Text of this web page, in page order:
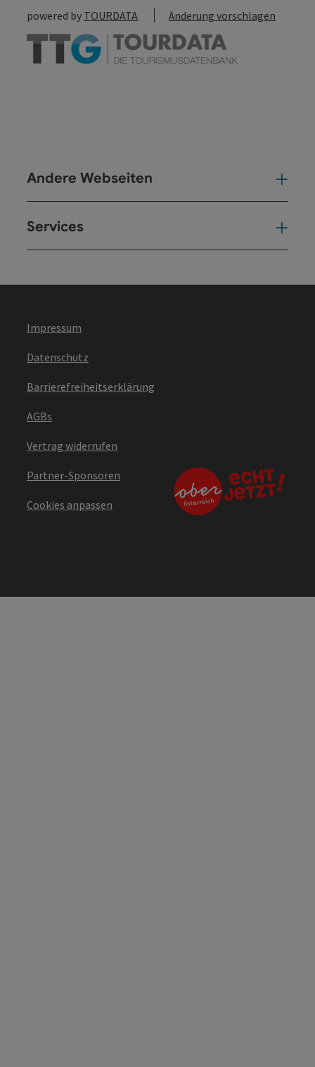
powered by TOURDATA Änderung vorschlagen
Andere Webseiten
Services
Impressum
Datenschutz
Barrierefreiheitserklärung
AGBs
Vertrag widerrufen
Partner-Sponsoren
Cookies anpassen